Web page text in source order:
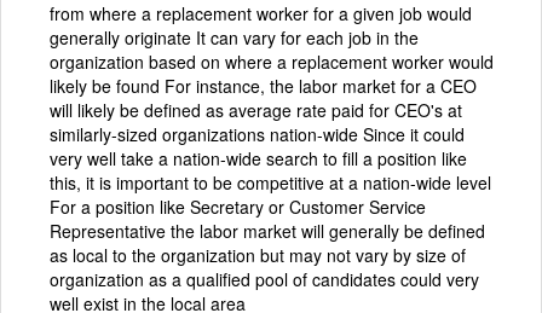
from where a replacement worker for a given job would
generally originate It can vary for each job in the
organization based on where a replacement worker would
likely be found For instance, the labor market for a CEO
will likely be defined as average rate paid for CEO's at
similarly-sized organizations nation-wide Since it could
very well take a nation-wide search to fill a position like
this, it is important to be competitive at a nation-wide level
For a position like Secretary or Customer Service
Representative the labor market will generally be defined
as local to the organization but may not vary by size of
organization as a qualified pool of candidates could very
well exist in the local area